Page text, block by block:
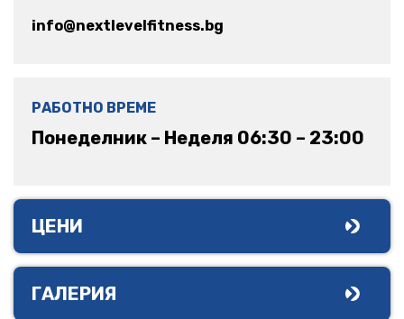
info@nextlevelfitness.bg
РАБОТНО ВРЕМЕ
Понеделник – Неделя 06:30 – 23:00
ЦЕНИ
ГАЛЕРИЯ